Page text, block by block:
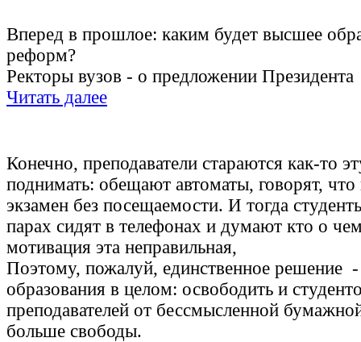
Вперед в прошлое: каким будет высшее
реформ?
Ректоры вузов - о предложении Президента
Читать далее
Конечно, преподаватели стараются как-то
поднимать: обещают автоматы, говорят, что
экзамен без посещаемости. И тогда
парах сидят в телефонах и думают кто о
мотивация эта неправильная,
Поэтому, пожалуй, единственное решение -
образования в целом: освободить и
преподавателей от бессмысленной
больше свободы.